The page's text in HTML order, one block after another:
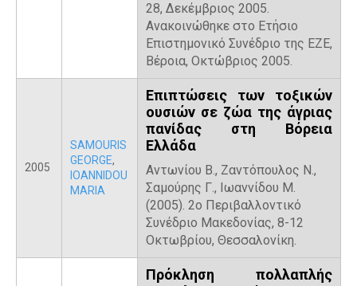
28, Δεκέμβριος 2005.
Ανακοινώθηκε στο Ετήσιο
Επιστημονικό Συνέδριο της ΕΖΕ,
Βέροια, Οκτώβριος 2005.
2005
SAMOURIS
GEORGE,
IOANNIDOU
MARIA
Επιπτώσεις των τοξικών
ουσιών σε ζώα της άγριας
πανίδας στη Βόρεια
Ελλάδα
Αντωνίου Β., Ζαντόπουλος Ν.,
Σαμούρης Γ., Ιωαννίδου Μ.
(2005). 2ο Περιβαλλοντικό
Συνέδριο Μακεδονίας, 8-12
Οκτωβρίου, Θεσσαλονίκη.
Πρόκληση πολλαπλής